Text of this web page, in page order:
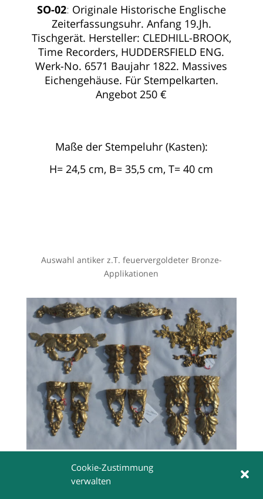
Cookie-Zustimmung
verwalten
SO-02: Originale Historische Englische
Zeiterfassungsuhr. Anfang 19.Jh.
Tischgerät. Hersteller: CLEDHILL-BROOK,
Time Recorders, HUDDERSFIELD ENG.
Werk-No. 6571 Baujahr 1822. Massives
Eichengehäuse. Für Stempelkarten.
Angebot 250 €
Maße der Stempeluhr (Kasten):
H= 24,5 cm, B= 35,5 cm, T= 40 cm